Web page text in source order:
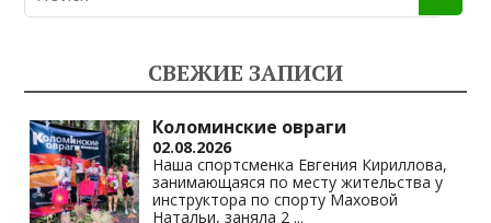
o
as
s
ni
ki
gr
a
m
s
A
p
p
y
Li
n
k
СВЕЖИЕ ЗАПИСИ
Коломинские овраги
02.08.2026
Наша спортсменка Евгения Кириллова,
занимающаяся по месту жительства у
инструктора по спорту Маховой
Натальи, заняла 2 ...